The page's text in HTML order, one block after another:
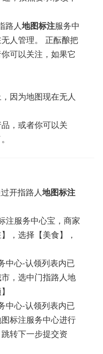
路人地图标注服务中
人管理。 正酝酿把
可以关注，如果它
因为地图现在无人
，或者你可以关
开指路人地图标注
注服务中心宝，商家
，选择【美食】，
中心-认领列表内已
，选中门指路人地
中心-认领列表内已
标注服务中心进行
转下一步提交资